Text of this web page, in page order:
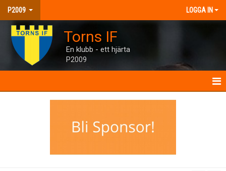
P2009 LOGGA IN
Torns IF
En klubb - ett hjärta
P2009